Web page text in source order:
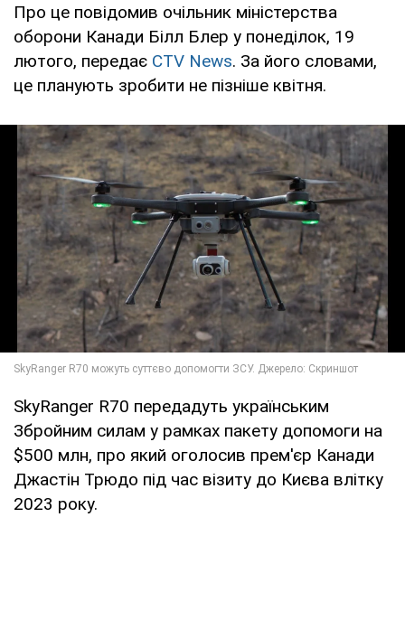
Про це повідомив очільник міністерства
оборони Канади Білл Блер у понеділок, 19
лютого, передає CTV News. За його словами,
це планують зробити не пізніше квітня.
SkyRanger R70 передадуть українським
Збройним силам у рамках пакету допомоги на
$500 млн, про який оголосив прем'єр Канади
Джастін Трюдо під час візиту до Києва влітку
2023 року.